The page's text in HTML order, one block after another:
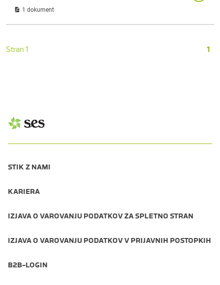
1 dokument
Stran 1 1
STIK Z NAMI
KARIERA
IZJAVA O VAROVANJU PODATKOV ZA SPLETNO STRAN
IZJAVA O VAROVANJU PODATKOV V PRIJAVNIH POSTOPKIH
B2B-LOGIN